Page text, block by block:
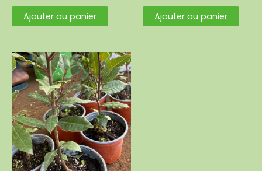
Ajouter au panier Ajouter au panier